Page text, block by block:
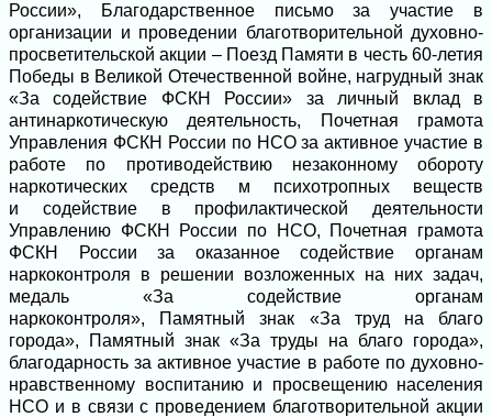
России», Благодарственное письмоза участие в
организации и проведении благотворительной духовно-
просветительской акции – Поезд Памяти в честь 60-летия
Победы в Великой Отечественной войне, нагрудный знак
«За содействие ФСКН России» за личный вклад в
антинаркотическую деятельность,
Почетная грамота
Управления ФСКН России по НСОза активное участие в
работе по противодействию незаконному обороту
наркотических средств м психотропных веществ
и содействие в профилактической деятельности
Управлению ФСКН России по НСО, Почетная грамота
ФСКН Россииза оказанное содействие органам
наркоконтроля в решении возложенных на них задач,
медаль «За содействие органам
наркоконтроля»,
Памятный знак «За труд на благо
города»,
Памятный знак «За труды на благо города»,
благодарностьза активное участие в работе по духовно-
нравственному воспитанию и просвещению населения
НСО и в связи с проведением благотворительной акции